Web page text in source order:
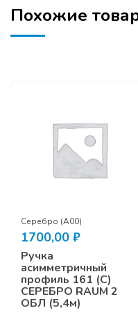
Похожие
Серебро (А00)
1700,00 ₽
Ручка
асимметричный
профиль 161 (С)
СЕРЕБРО RAUM 2
ОБЛ (5,4м)